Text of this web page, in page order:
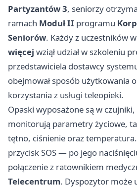
Partyzantów 3, seniorzy
ramach Moduł II programu
Seniorów. Każdy z uczestników
więcej wziął udział w szkoleniu
przedstawiciela dostawcy
obejmował sposób użytkowania
korzystania z usługi teleopieki.
Opaski wyposażone są w
monitorują parametry życiowe,
tętno, ciśnienie oraz
przycisk SOS — po jego
połączenie z ratownikiem
Telecentrum. Dyspozytor może